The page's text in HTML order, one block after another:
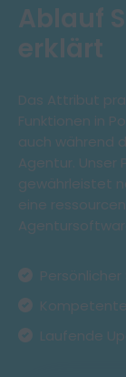
Ablauf
erklärt
Das Attribut
Funktionen in
auch während
Agentur. Unser
gewährleistet
eine
Laufende